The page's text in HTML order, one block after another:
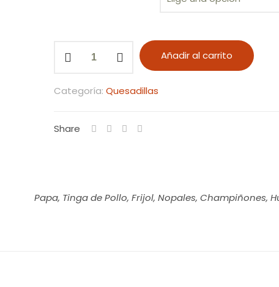
de
cantidad
Añadir al carrito
Categoría: Quesadillas
Share
Papa, Tinga de Pollo, Frijol, Nopales, Champiñones,